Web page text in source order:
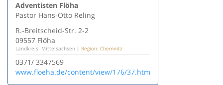
Adventisten Flöha
Pastor Hans-Otto Reling
R.-Breitscheid-Str. 2-2
09557 Flöha
Landkreis: Mittelsachsen | Region: Chemnitz
0371/ 3347569
www.floeha.de/content/view/176/37.htm